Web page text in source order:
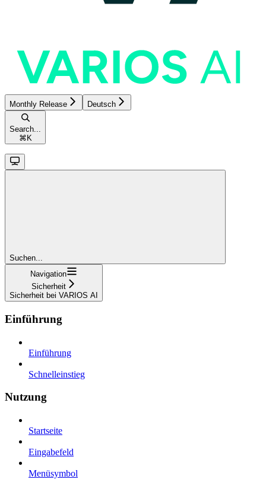
Monthly Release Deutsch
Search...
⌘ K
Suchen...
Navigation
Sicherheit
Sicherheit bei VARIOS AI
Einführung
Einführung
Schnelleinstieg
Nutzung
Startseite
Eingabefeld
Menüsymbol